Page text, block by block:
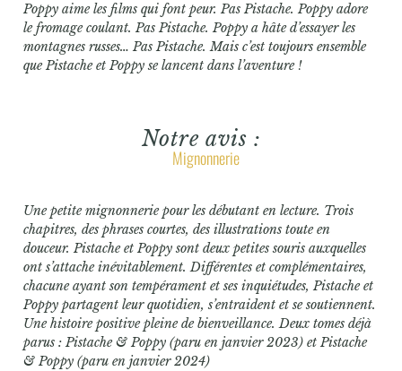
Poppy aime les films qui font peur. Pas Pistache. Poppy adore
le fromage coulant. Pas Pistache. Poppy a hâte d’essayer les
montagnes russes… Pas Pistache. Mais c’est toujours ensemble
que Pistache et Poppy se lancent dans l’aventure !
Notre avis :
Mignonnerie
Une petite mignonnerie pour les débutant en lecture. Trois
chapitres, des phrases courtes, des illustrations toute en
douceur. Pistache et Poppy sont deux petites souris auxquelles
ont s’attache inévitablement. Différentes et complémentaires,
chacune ayant son tempérament et ses inquiétudes, Pistache et
Poppy partagent leur quotidien, s’entraident et se soutiennent.
Une histoire positive pleine de bienveillance. Deux tomes déjà
parus : Pistache & Poppy (paru en janvier 2023) et Pistache
& Poppy (paru en janvier 2024)